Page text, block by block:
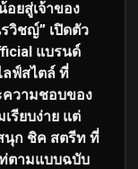
ยสู่เจ้าของ
วิชญ์” เปิดตัว
แบรนด์
ลฟ์สไตล์ ที่
วามชอบของ
รียบง่าย แต่
นุก ชิค สตรีท ที่
ตามแบบฉบับ